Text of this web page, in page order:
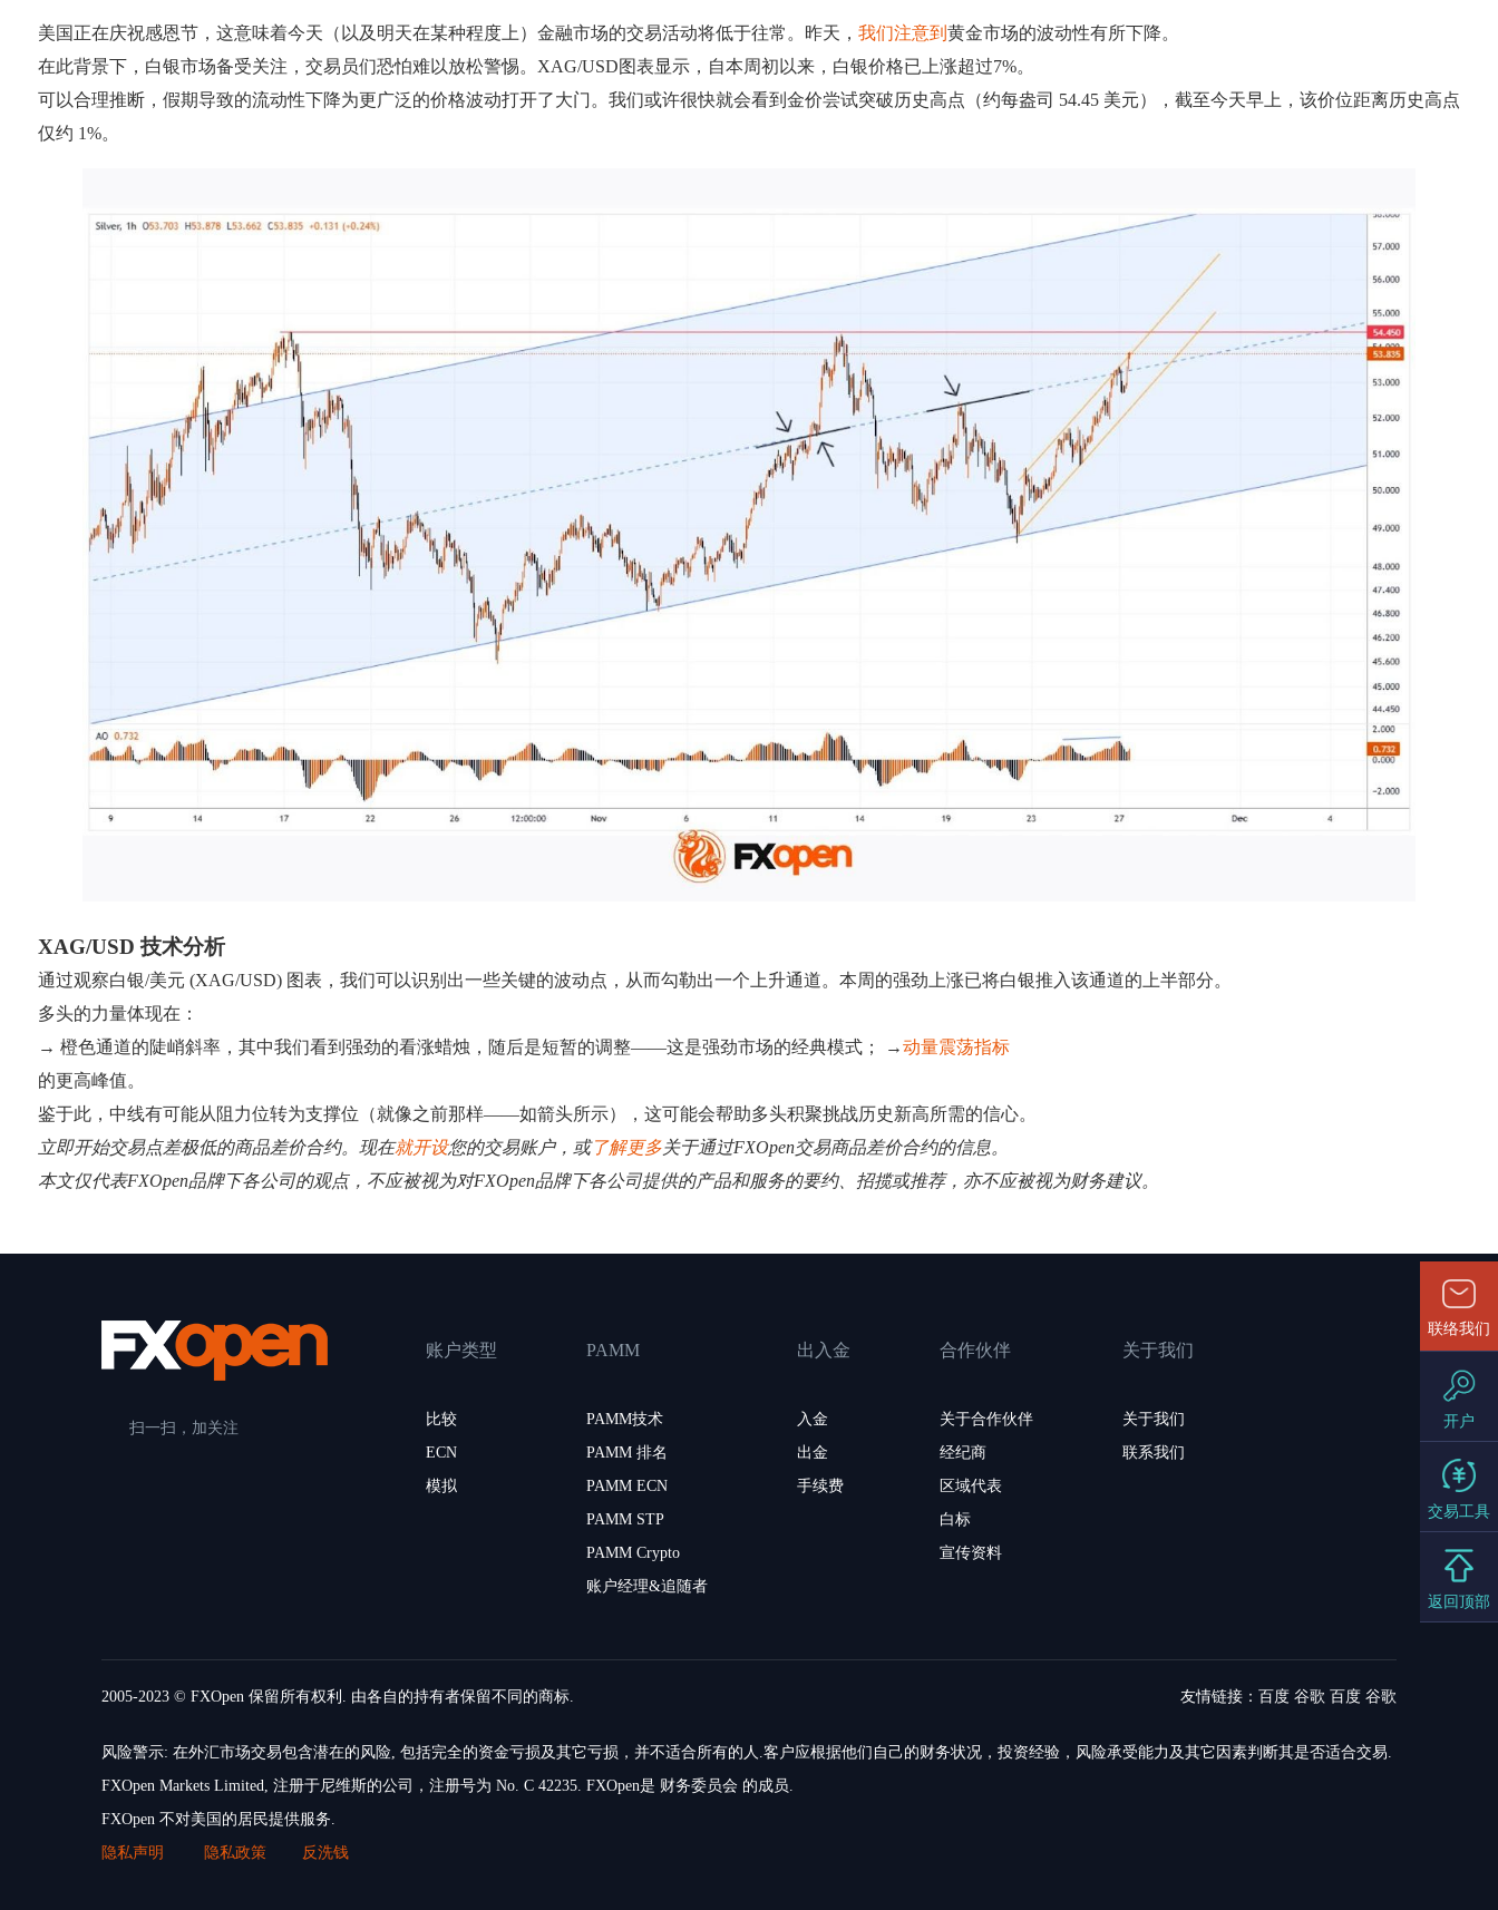
美国正在庆祝感恩节，这意味着今天（以及明天在某种程度上）金融市场的交易活动将低于往常。昨天， 我们注意到 黄金市场的波动性有所下降。
在此背景下，白银市场备受关注，交易员们恐怕难以放松警惕。XAG/USD图表显示，自本周初以来，白银价格已上涨超过7%。
可以合理推断，假期导致的流动性下降为更广泛的价格波动打开了大门。我们或许很快就会看到金价尝试突破历史高点（约每盎司 54.45 美元），截至今天早上，该价位距离历史高点
仅约 1%。
XAG/USD 技术分析
通过观察白银/美元 (XAG/USD) 图表，我们可以识别出一些关键的波动点，从而勾勒出一个上升通道。本周的强劲上涨已将白银推入该通道的上半部分。
多头的力量体现在：
→ 橙色通道的陡峭斜率，其中我们看到强劲的看涨蜡烛，随后是短暂的调整——这是强劲市场的经典模式； →动量震荡指标
的更高峰值。
鉴于此，中线有可能从阻力位转为支撑位（就像之前那样——如箭头所示），这可能会帮助多头积聚挑战历史新高所需的信心。
立即开始交易点差极低的商品差价合约。现在就开设您的交易账户，或了解更多关于通过FXOpen交易商品差价合约的信息。
本文仅代表FXOpen品牌下各公司的观点，不应被视为对FXOpen品牌下各公司提供的产品和服务的要约、招揽或推荐，亦不应被视为财务建议。
扫一扫，加关注
账户类型
比较
ECN
模拟
PAMM
PAMM技术
PAMM 排名
PAMM ECN
PAMM STP
PAMM Crypto
账户经理&追随者
出入金
入金
出金
手续费
合作伙伴
关于合作伙伴
经纪商
区域代表
白标
宣传资料
关于我们
关于我们
联系我们
2005-2023 © FXOpen 保留所有权利. 由各自的持有者保留不同的商标. 友情链接：百度 谷歌 百度 谷歌
风险警示: 在外汇市场交易包含潜在的风险, 包括完全的资金亏损及其它亏损，并不适合所有的人.客户应根据他们自己的财务状况，投资经验，风险承受能力及其它因素判断其是否适合交易.
FXOpen Markets Limited, 注册于尼维斯的公司，注册号为 No. C 42235. FXOpen是 财务委员会 的成员.
FXOpen 不对美国的居民提供服务.
隐私声明
隐私政策 反洗钱
联络我们
开户
交易工具
返回顶部